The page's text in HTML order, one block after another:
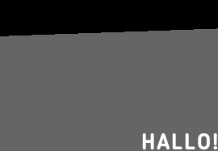
HALLO!